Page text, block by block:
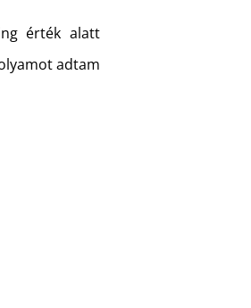
érték alatt
adtam